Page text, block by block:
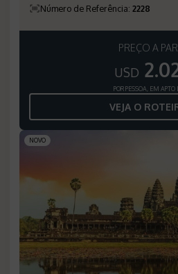
Número de Referência: 2228
PREÇO A
USD
POR PESSOA, EM APTO
VEJA O
NOVO